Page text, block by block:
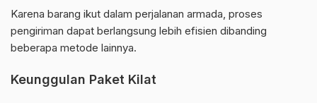
Karena barang ikut dalam perjalanan armada, proses
pengiriman dapat berlangsung lebih efisien dibanding
beberapa metode lainnya.
Keunggulan Paket Kilat